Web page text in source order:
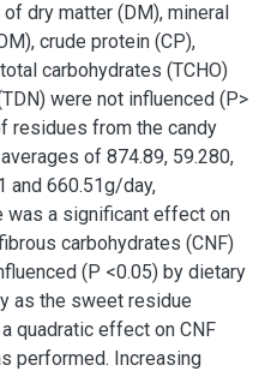
of dry matter (DM), mineral
crude protein (CP),
carbohydrates (TCHO)
were not influenced (P>
residues from the candy
of 874.89, 59.280,
and 660.51g/day,
was a significant effect on
carbohydrates (CNF)
(P <0.05) by dietary
as the sweet residue
quadratic effect on CNF
performed. Increasing